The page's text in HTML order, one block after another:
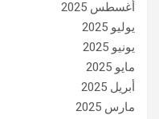
أغسطس 2025
يوليو 2025
يونيو 2025
مايو 2025
أبريل 2025
مارس 2025